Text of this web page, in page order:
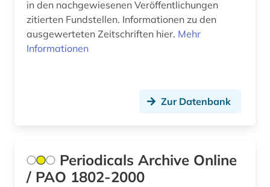
walter de gruyter (1)
wirtschaft (1)
zeitschriften (1)
in den nachgewiesenen Veröffentlichungen
zitierten Fundstellen. Informationen zu den
ausgewerteten Zeitschriften hier. Mehr
Informationen
Zur Datenbank
Periodicals Archive Online
/ PAO 1802-2000